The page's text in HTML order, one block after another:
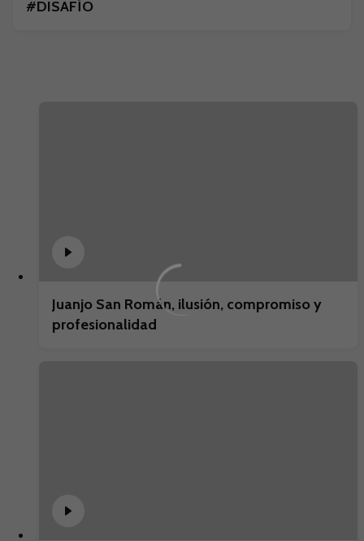
#DISAFÍO
Juanjo San Román, ilusión, compromiso y
profesionalidad